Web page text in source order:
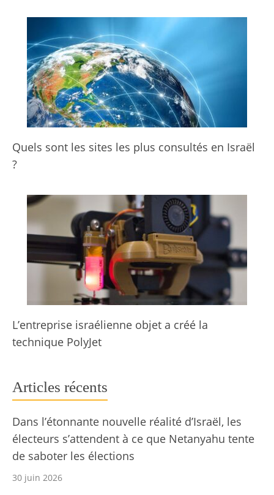
Quels sont les sites les plus consultés en Israël
?
L’entreprise israélienne objet a créé la
technique PolyJet
Articles récents
Dans l’étonnante nouvelle réalité d’Israël, les
électeurs s’attendent à ce que Netanyahu tente
de saboter les élections
30 juin 2026